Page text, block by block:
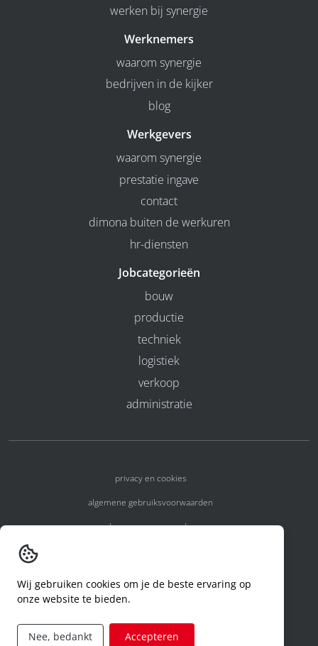
werken bij synergie
Werknemers
waarom synergie
bedrijven in de kijker
blog
Werkgevers
waarom synergie
prestatie ingave
contact
dimona buiten de werkuren
hr-diensten
Jobcategorieën
bouw
productie
techniek
logistiek
verkoop
administratie
privacy en cookies
algemene gebruiksvoorwaarden
algemene voorwaarden
code of conduct
aanvraag rechten ivm privacy
Wij gebruiken cookies om je de beste ervaring op
onze website te bieden.
Nee, bedankt Accepteren